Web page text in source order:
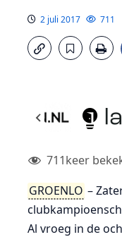
2 juli 2017 711
711keer
GROENLO –
Al vroeg in de